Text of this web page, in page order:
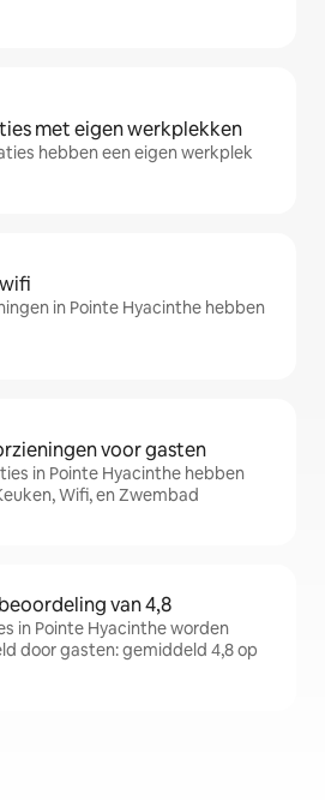
met eigen werkplekken
hebben een eigen werkplek
in Pointe Hyacinthe hebben
voor gasten
in Pointe Hyacinthe hebben
Wifi, en Zwembad
van 4,8
in Pointe Hyacinthe worden
door gasten: gemiddeld 4,8 op